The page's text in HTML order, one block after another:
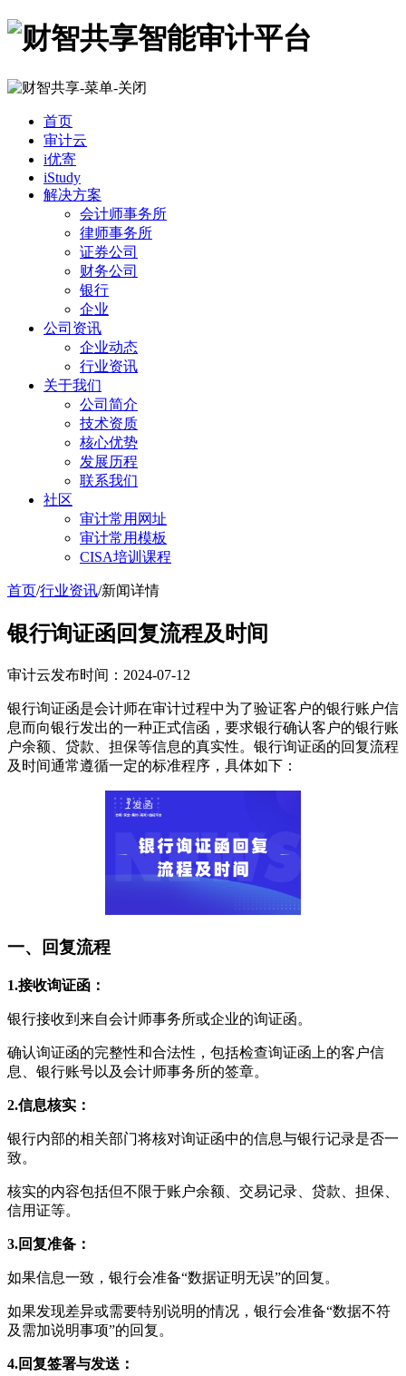
首页
审计云
i优寄
iStudy
解决方案
会计师事务所
律师事务所
证券公司
财务公司
银行
企业
公司资讯
企业动态
行业资讯
关于我们
公司简介
技术资质
核心优势
发展历程
联系我们
社区
审计常用网址
审计常用模板
CISA培训课程
首页/行业资讯/新闻详情
银行询证函回复流程及时间
审计云发布时间：2024-07-12
银行询证函是会计师在审计过程中为了验证客户的银行账户信
息而向银行发出的一种正式信函，要求银行确认客户的银行账
户余额、贷款、担保等信息的真实性。银行询证函的回复流程
及时间通常遵循一定的标准程序，具体如下：
一、回复流程
1.接收询证函：
银行接收到来自会计师事务所或企业的询证函。
确认询证函的完整性和合法性，包括检查询证函上的客户信
息、银行账号以及会计师事务所的签章。
2.信息核实：
银行内部的相关部门将核对询证函中的信息与银行记录是否一
致。
核实的内容包括但不限于账户余额、交易记录、贷款、担保、
信用证等。
3.回复准备：
如果信息一致，银行会准备“数据证明无误”的回复。
如果发现差异或需要特别说明的情况，银行会准备“数据不符
及需加说明事项”的回复。
4.回复签署与发送：